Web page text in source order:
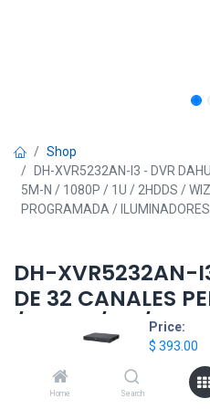
Price:
$ 393.00
Home Search
Shop
DH-XVR5232AN-I3 - DVR
5M-N / 1080P / 1U / 2HDDS /
PROGRAMADA /
DH-XVR5232AN-
DE 32 CANALES
/ 1080P / 1U /
SMD PLUS / IA
ILUMINADORES
INTELIGENTES